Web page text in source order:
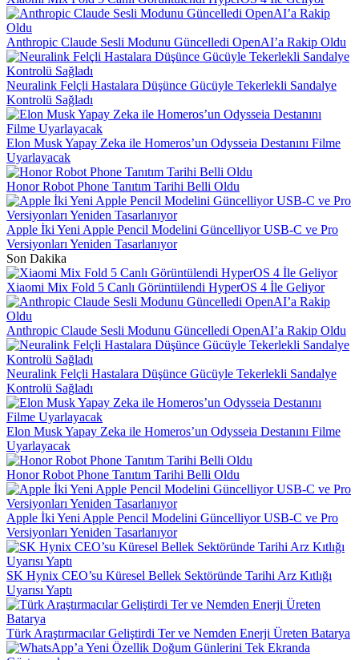
Anthropic Claude Sesli Modunu Güncelledi OpenAI’a Rakip Oldu
Neuralink Felçli Hastalara Düşünce Gücüyle Tekerlekli Sandalye
Kontrolü Sağladı
Elon Musk Yapay Zeka ile Homeros’un Odysseia Destanını Filme
Uyarlayacak
Honor Robot Phone Tanıtım Tarihi Belli Oldu
Apple İki Yeni Apple Pencil Modelini Güncelliyor USB-C ve Pro
Versiyonları Yeniden Tasarlanıyor
Son Dakika
Xiaomi Mix Fold 5 Canlı Görüntülendi HyperOS 4 İle Geliyor
Anthropic Claude Sesli Modunu Güncelledi OpenAI’a Rakip Oldu
Neuralink Felçli Hastalara Düşünce Gücüyle Tekerlekli Sandalye
Kontrolü Sağladı
Elon Musk Yapay Zeka ile Homeros’un Odysseia Destanını Filme
Uyarlayacak
Honor Robot Phone Tanıtım Tarihi Belli Oldu
Apple İki Yeni Apple Pencil Modelini Güncelliyor USB-C ve Pro
Versiyonları Yeniden Tasarlanıyor
SK Hynix CEO’su Küresel Bellek Sektöründe Tarihi Arz Kıtlığı
Uyarısı Yaptı
Türk Araştırmacılar Geliştirdi Ter ve Nemden Enerji Üreten Batarya